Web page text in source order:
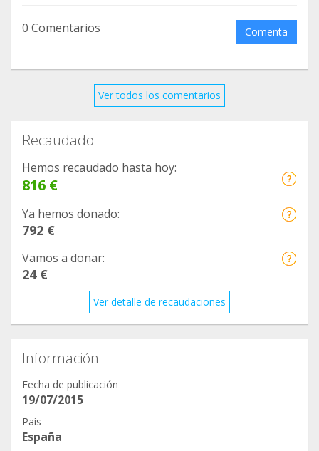
0 Comentarios Comenta
Ver todos los comentarios
Recaudado
Hemos recaudado hasta hoy:
816 €
Ya hemos donado:
792 €
Vamos a donar:
24 €
Ver detalle de recaudaciones
Información
Fecha de publicación
19/07/2015
País
España